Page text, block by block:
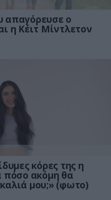
απαγόρευσε ο
η Κέιτ Μίντλετον
κόρες της η
πόσο ακόμη θα
μου;» (φωτο)